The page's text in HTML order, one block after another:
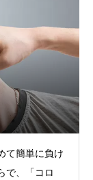
て簡単に負け
で、「コロ